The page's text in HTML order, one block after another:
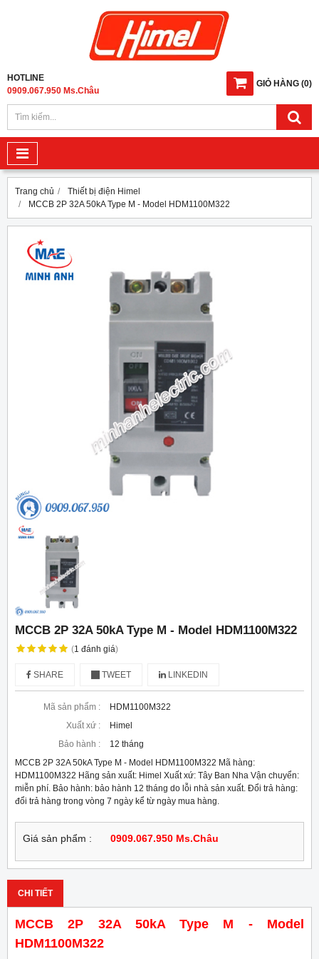
GIỎ HÀNG (0)
HOTLINE
0909.067.950 Ms.Châu
Trang chủ
Thiết bị điện Himel
MCCB 2P 32A 50kA Type M - Model HDM1100M322
MCCB 2P 32A 50kA Type M - Model HDM1100M322
(1 đánh giá)
SHARE TWEET LINKEDIN
Mã sản phẩm :
HDM1100M322
Xuất xứ :
Himel
Bảo hành :
12 tháng
MCCB 2P 32A 50kA Type M - Model HDM1100M322 Mã hàng:
HDM1100M322 Hãng sản xuất: Himel Xuất xứ: Tây Ban Nha Vận chuyển:
miễn phí. Bảo hành: bảo hành 12 tháng do lỗi nhà sản xuất. Đổi trả hàng:
đổi trả hàng trong vòng 7 ngày kể từ ngày mua hàng.
Giá sản phẩm : 0909.067.950 Ms.Châu
CHI TIẾT
MCCB 2P 32A 50kA Type M - Model
HDM1100M322